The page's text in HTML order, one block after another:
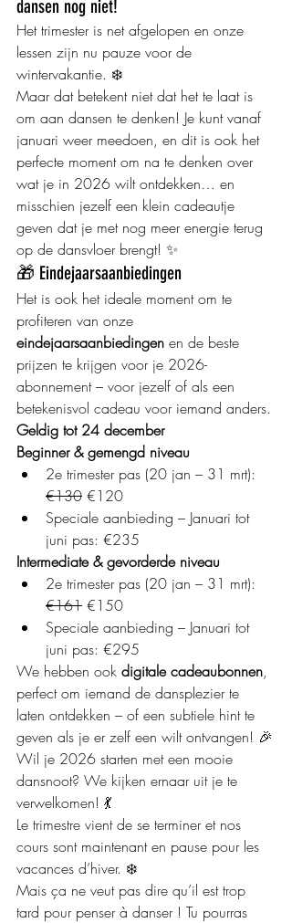
dansen nog niet!
Het trimester is net afgelopen en onze
lessen zijn nu pauze voor de
wintervakantie. ❄️
Maar dat betekent niet dat het te laat is
om aan dansen te denken! Je kunt vanaf
januari weer meedoen, en dit is ook het
perfecte moment om na te denken over
wat je in 2026 wilt ontdekken… en
misschien jezelf een klein cadeautje
geven dat je met nog meer energie terug
op de dansvloer brengt! ✨
🎁 Eindejaarsaanbiedingen
Het is ook het ideale moment om te
profiteren van onze
eindejaarsaanbiedingen en de beste
prijzen te krijgen voor je 2026-
abonnement – voor jezelf of als een
betekenisvol cadeau voor iemand anders.
Geldig tot 24 december
Beginner & gemengd niveau
2e trimester pas (20 jan – 31 mrt):
€130 €120
Speciale aanbieding – Januari tot
juni pas: €235
Intermediate & gevorderde niveau
2e trimester pas (20 jan – 31 mrt):
€161 €150
Speciale aanbieding – Januari tot
juni pas: €295
We hebben ook digitale cadeaubonnen,
perfect om iemand de dansplezier te
laten ontdekken – of een subtiele hint te
geven als je er zelf een wilt ontvangen! 🎉
Wil je 2026 starten met een mooie
dansnoot? We kijken ernaar uit je te
verwelkomen! 💃
Le trimestre vient de se terminer et nos
cours sont maintenant en pause pour les
vacances d’hiver. ❄️
Mais ça ne veut pas dire qu’il est trop
tard pour penser à danser ! Tu pourras